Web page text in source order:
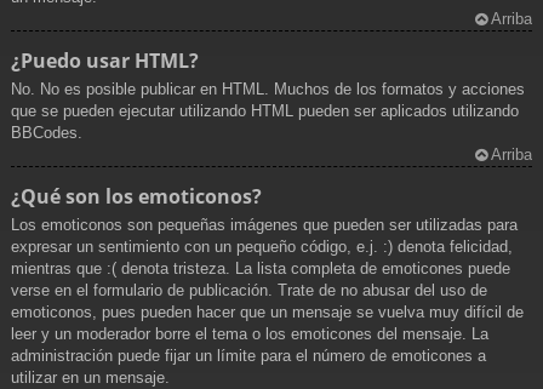
Arriba
¿Puedo usar HTML?
No. No es posible publicar en HTML. Muchos de los formatos y acciones
que se pueden ejecutar utilizando HTML pueden ser aplicados utilizando
BBCodes.
Arriba
¿Qué son los emoticonos?
Los emoticonos son pequeñas imágenes que pueden ser utilizadas para
expresar un sentimiento con un pequeño código, e.j. :) denota felicidad,
mientras que :( denota tristeza. La lista completa de emoticones puede
verse en el formulario de publicación. Trate de no abusar del uso de
emoticonos, pues pueden hacer que un mensaje se vuelva muy difícil de
leer y un moderador borre el tema o los emoticones del mensaje. La
administración puede fijar un límite para el número de emoticones a
utilizar en un mensaje.